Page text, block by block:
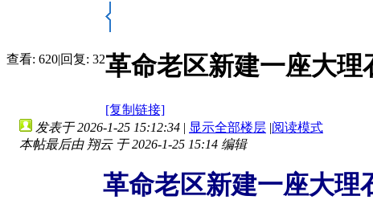
查看: 620|回复: 32革命老区新建一座大理
[复制链接]
发表于 2026-1-25 15:12:34 | 显示全部楼层 |阅读模式
本帖最后由 翔云 于 2026-1-25 15:14 编辑
革命老区新建一座大理